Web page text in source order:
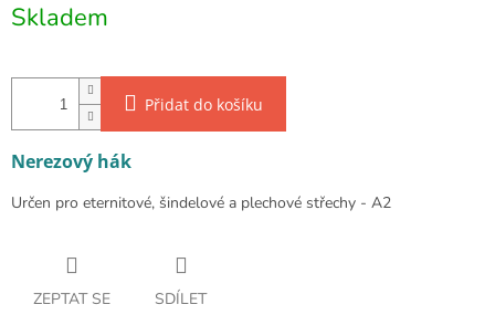
Skladem
Přidat do košíku
Nerezový hák
Určen pro eternitové, šindelové a plechové střechy - A2
ZEPTAT SE SDÍLET